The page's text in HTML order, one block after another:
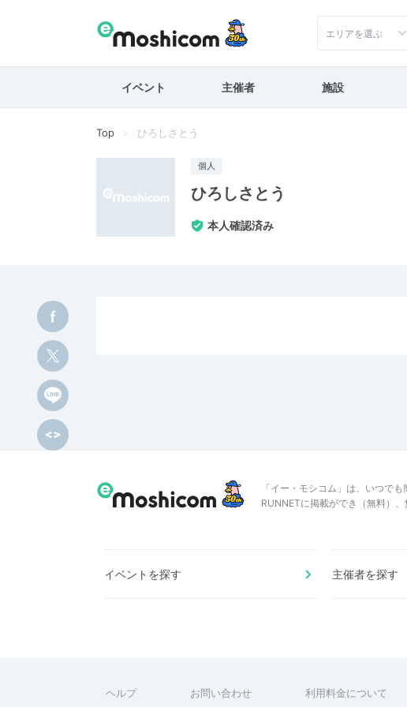
エリアを選ぶ
イベント 主催者 施設
Top ひろしさとう
個人
ひろしさとう
本人確認済み
「イー・モシコム」は、いつで
RUNNETに掲載ができ（無料）
イベントを探す 主催者を探す
ヘルプ お問い合わせ 利用料金について